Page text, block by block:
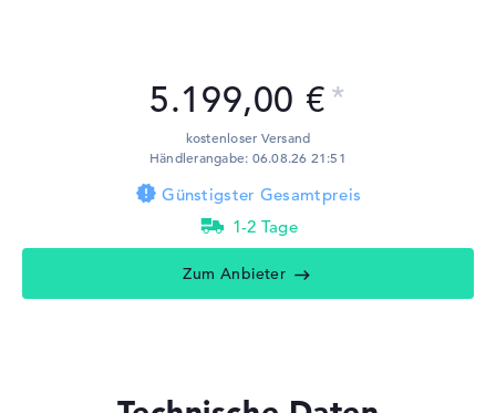
5.199,00 €
kostenloser Versand
Händlerangabe: 06.08.26 21:51
Günstigster Gesamtpreis
1-2 Tage
Zum Anbieter